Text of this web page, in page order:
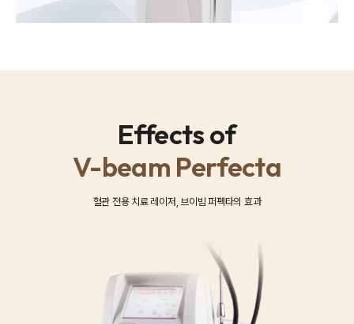
Effects of
V-beam Perfecta
혈관 전용 치료 레이저, 브이빔 퍼펙타의 효과